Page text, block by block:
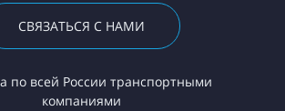
СВЯЗАТЬСЯ С НАМИ
по всей России транспортными
компаниями